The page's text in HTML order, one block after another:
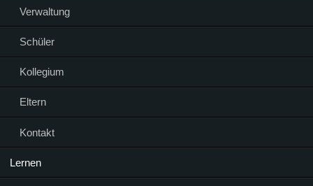
Verwaltung
Schüler
Kollegium
Eltern
Kontakt
Lernen